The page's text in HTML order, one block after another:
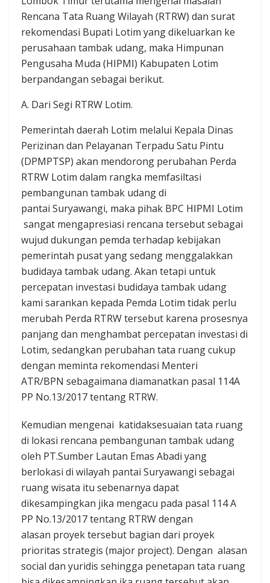
Rencana Tata Ruang Wilayah (RTRW) dan surat
rekomendasi Bupati Lotim yang dikeluarkan ke
perusahaan tambak udang, maka Himpunan
Pengusaha Muda (HIPMI) Kabupaten Lotim
berpandangan sebagai berikut.
A. Dari Segi RTRW Lotim.
Pemerintah daerah Lotim melalui Kepala Dinas
Perizinan dan Pelayanan Terpadu Satu Pintu
(DPMPTSP) akan mendorong perubahan Perda
RTRW Lotim dalam rangka memfasiltasi
pembangunan tambak udang di
pantai Suryawangi, maka pihak BPC HIPMI Lotim
sangat mengapresiasi rencana tersebut sebagai
wujud dukungan pemda terhadap kebijakan
pemerintah pusat yang sedang menggalakkan
budidaya tambak udang. Akan tetapi untuk
percepatan investasi budidaya tambak udang
kami sarankan kepada Pemda Lotim tidak perlu
merubah Perda RTRW tersebut karena prosesnya
panjang dan menghambat percepatan investasi di
Lotim, sedangkan ‎perubahan tata ruang cukup
dengan meminta rekomendasi Menteri
ATR/BPN sebagaimana diamanatkan pasal 114A
PP No.13/2017 tentang RTRW.
Kemudian mengenai ‎ katidaksesuaian tata ruang
di lokasi rencana pembangunan tambak udang
oleh PT.Sumber Lautan Emas Abadi yang
berlokasi di wilayah pantai Suryawangi sebagai
ruang wisata itu sebenarnya dapat
dikesampingkan jika mengacu pada pasal 114 A
PP No.13/2017 tentang RTRW dengan
alasan proyek tersebut bagian dari proyek
prioritas strategis (major project). Dengan alasan
social dan yuridis sehingga penetapan tata ruang